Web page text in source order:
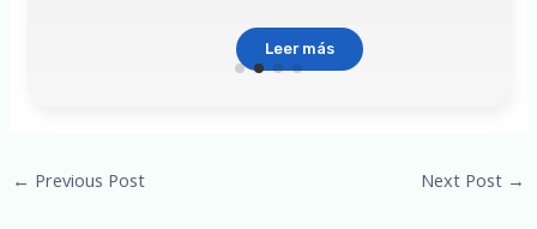
Leer más
Post
← Previous Post Next Post →